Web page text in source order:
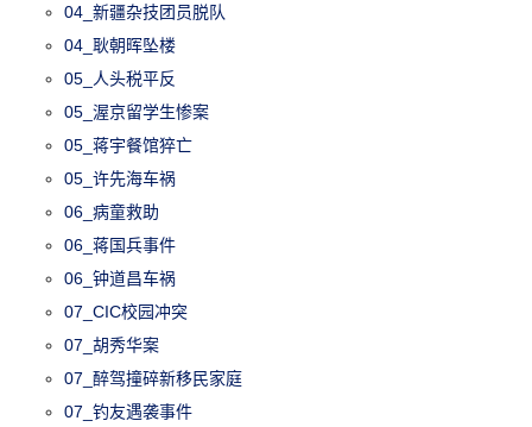
04_新疆杂技团员脱队
04_耿朝晖坠楼
05_人头税平反
05_渥京留学生惨案
05_蒋宇餐馆猝亡
05_许先海车祸
06_病童救助
06_蒋国兵事件
06_钟道昌车祸
07_CIC校园冲突
07_胡秀华案
07_醉驾撞碎新移民家庭
07_钓友遇袭事件